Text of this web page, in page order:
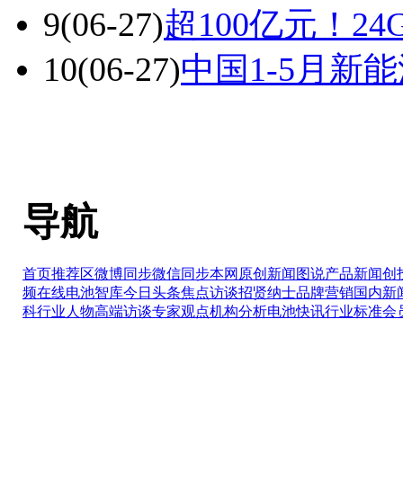
9(06-27)超100亿元！
10(06-27)中国1-5月新
导航
首页推荐区微博同步微信同步本网原创 新闻图说产品新闻创
频在线电池智库今日头条焦点访谈招贤纳士品牌营销国内新
科行业人物高端访谈专家观点机构分析电池快讯行业标准会